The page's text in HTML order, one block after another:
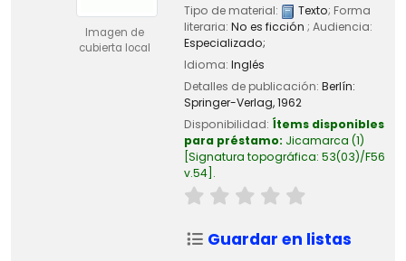
Imagen de
cubierta local
Tipo de material: Texto; Forma
literaria: No es ficción ; Audiencia:
Especializado;
Idioma: Inglés
Detalles de publicación: Berlín:
Springer-Verlag,1962
Disponibilidad: Ítems disponibles
para préstamo: Jicamarca (1)
Signatura topográfica: 53(03)/F56
v.54 .
Guardar en listas